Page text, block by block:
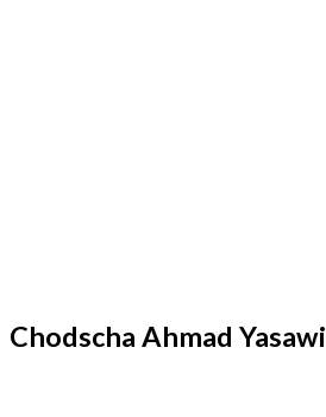
Chodscha Ahmad Yasawi